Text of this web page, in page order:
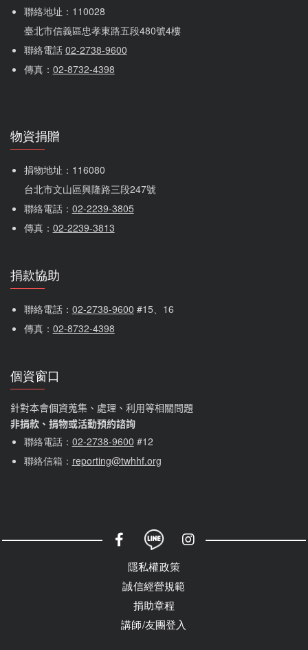
聯絡地址：110028
臺北市信義區忠孝東路五段480號4樓
聯絡電話 02-2738-9600
傳真： 02-8732-4398
物資捐贈
捐物地址：116080
台北市文山區興隆路三段247號
聯絡電話： 02-2239-3805
傳真： 02-2239-3813
捐款協助
聯絡電話： 02-2738-9600 #15、16
傳真： 02-8732-4398
個資窗口
針對本會個資蒐集、處理、利用等相關問題
非捐款、捐物或活動預約諮詢
聯絡電話： 02-2738-9600 #12
聯絡信箱： reporting@twhhf.org
社群選單
隱私權政策
誠信經營規範
捐助章程
講師/友團登入